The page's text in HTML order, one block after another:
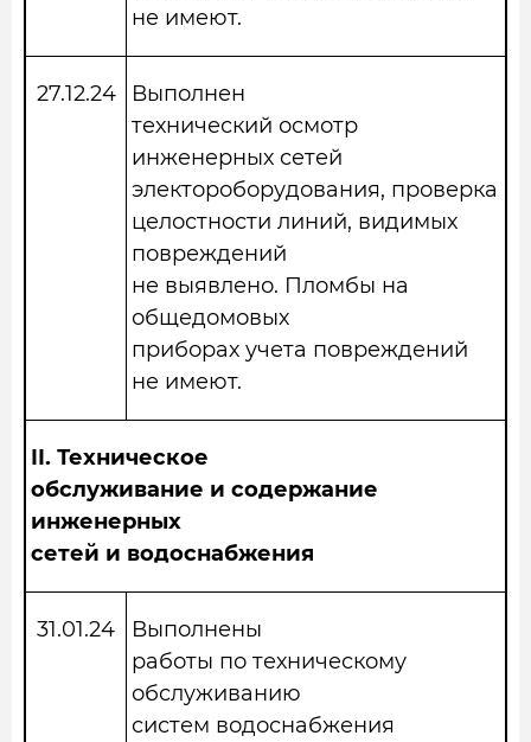
не имеют.
27.12.24
Выполнен
технический осмотр
инженерных сетей
электороборудования, проверка
целостности линий, видимых
повреждений
не выявлено. Пломбы на
общедомовых
приборах учета повреждений
не имеют.
II. Техническое
обслуживание и содержание
инженерных
сетей и водоснабжения
31.01.24
Выполнены
работы по техническому
обслуживанию
систем водоснабжения